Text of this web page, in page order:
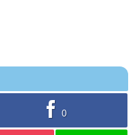
facebook 0